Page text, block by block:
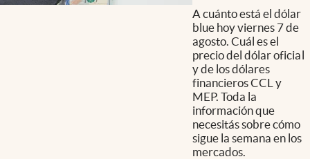
A cuánto está el dólar
blue hoy viernes 7 de
agosto. Cuál es el
precio del dólar oficial
y de los dólares
financieros CCL y
MEP. Toda la
información que
necesitás sobre cómo
sigue la semana en los
mercados.